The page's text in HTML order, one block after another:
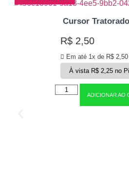
Cursor
R$ 2,50
Em até 1x de R$ 2,50
À vista R$2,25 no
ADICIONAR AO